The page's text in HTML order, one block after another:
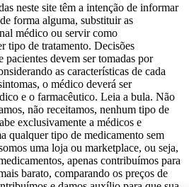
neste site têm a intenção de informar
forma alguma, substituir as
médico ou servir como
tipo de tratamento. Decisões
pacientes devem ser tomadas por
as características de cada
o médico deverá ser
e o farmacêutico. Leia a bula. Não
não receitamos, nenhum tipo de
exclusivamente a médicos e
qualquer tipo de medicamento sem
uma loja ou marketplace, ou seja,
apenas contribuímos para
barato, comparando os preços de